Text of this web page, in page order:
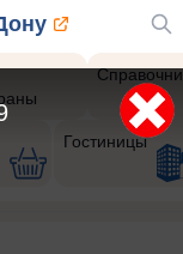
Гостиницы